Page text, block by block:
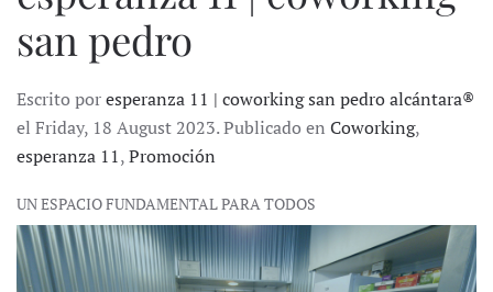
san pedro
Escrito poresperanza 11 | coworking san pedro alcántara®
el Friday, 18 August 2023. Publicado en Coworking,
esperanza 11,Promoción
UN ESPACIO FUNDAMENTAL PARA TODOS